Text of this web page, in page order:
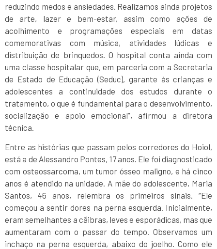
reduzindo medos e ansiedades. Realizamos ainda projetos
de arte, lazer e bem-estar, assim como ações de
acolhimento e programações especiais em datas
comemorativas com música, atividades lúdicas e
distribuição de brinquedos. O hospital conta ainda com
uma classe hospitalar que, em parceria com a Secretaria
de Estado de Educação (Seduc), garante às crianças e
adolescentes a continuidade dos estudos durante o
tratamento, o que é fundamental para o desenvolvimento,
socialização e apoio emocional”, afirmou a diretora
técnica.
Entre as histórias que passam pelos corredores do Hoiol,
está a de Alessandro Pontes, 17 anos. Ele foi diagnosticado
com osteossarcoma, um tumor ósseo maligno, e há cinco
anos é atendido na unidade. A mãe do adolescente, Maria
Santos, 46 anos, relembra os primeiros sinais. “Ele
começou a sentir dores na perna esquerda. Inicialmente,
eram semelhantes a cãibras, leves e esporádicas, mas que
aumentaram com o passar do tempo. Observamos um
inchaço na perna esquerda, abaixo do joelho. Como ele